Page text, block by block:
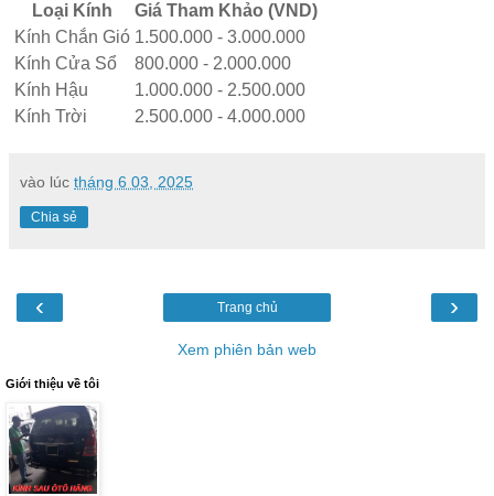
Loại Kính
Giá Tham Khảo (VND)
Kính Chắn Gió 1.500.000 - 3.000.000
Kính Cửa Sổ
800.000 - 2.000.000
Kính Hậu
1.000.000 - 2.500.000
Kính Trời
2.500.000 - 4.000.000
vào lúc tháng 6 03, 2025
Chia sẻ
‹ ›
Trang chủ
Xem phiên bản web
Giới thiệu về tôi